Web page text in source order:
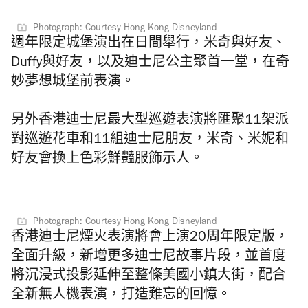
Photograph: Courtesy Hong Kong Disneyland
週年限定城堡演出在日間舉行， 米奇與好友、
Duffy與好友，以及迪士尼公主聚首一堂，在奇
妙夢想城堡前表演。
另外香港迪士尼最大型巡遊表演將匯聚11架派
對巡遊花車和11組迪士尼朋友，米奇、米妮和
好友會換上色彩鮮豔服飾示人。
Photograph: Courtesy Hong Kong Disneyland
香港迪士尼煙火表演將會上演20周年限定版，
全面升級，新增更多迪士尼故事片段，並首度
將沉浸式投影延伸至整條美國小鎮大街，配合
全新無人機表演，打造難忘的回憶。